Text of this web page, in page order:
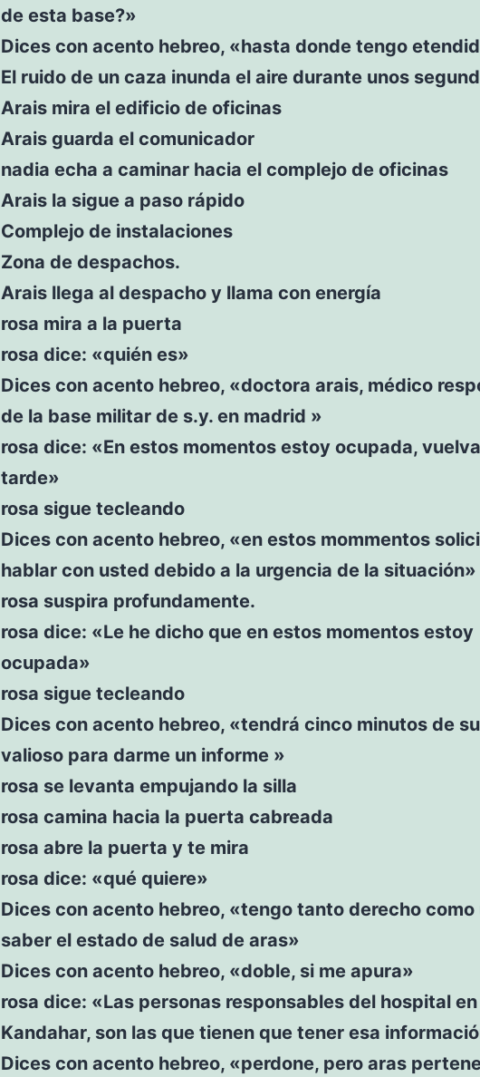
de esta base?»
Dices con acento hebreo, «hasta donde tengo
El ruido de un caza inunda el aire durante unos
Arais mira el edificio de oficinas
Arais guarda el comunicador
nadia echa a caminar hacia el complejo de oficinas
Arais la sigue a paso rápido
Complejo de instalaciones
Zona de despachos.
Arais llega al despacho y llama con energía
rosa mira a la puerta
rosa dice: «quién es»
Dices con acento hebreo, «doctora arais, médico
de la base militar de s.y. en madrid »
rosa dice: «En estos momentos estoy ocupada,
tarde»
rosa sigue tecleando
Dices con acento hebreo, «en estos mommentos
hablar con usted debido a la urgencia de la situación»
rosa suspira profundamente.
rosa dice: «Le he dicho que en estos momentos estoy
ocupada»
rosa sigue tecleando
Dices con acento hebreo, «tendrá cinco minutos de
valioso para darme un informe »
rosa se levanta empujando la silla
rosa camina hacia la puerta cabreada
rosa abre la puerta y te mira
rosa dice: «qué quiere»
Dices con acento hebreo, «tengo tanto derecho como
saber el estado de salud de aras»
Dices con acento hebreo, «doble, si me apura»
rosa dice: «Las personas responsables del hospital en
Kandahar, son las que tienen que tener esa
Dices con acento hebreo, «perdone, pero aras